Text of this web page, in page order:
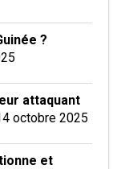
?
attaquant
octobre 2025
et